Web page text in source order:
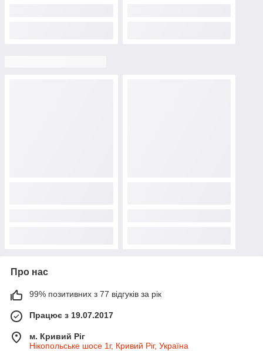
Про нас
99% позитивних з 77 відгуків за рік
Працює з 19.07.2017
м. Кривий Ріг
Нікопольське шосе 1г, Кривий Ріг, Україна